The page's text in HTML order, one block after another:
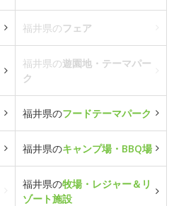
福井県のフェア
福井県の遊園地・テーマパー
ク
福井県のフードテーマパーク
福井県のキャンプ場・BBQ場
福井県の牧場・レジャー＆リ
ゾート施設